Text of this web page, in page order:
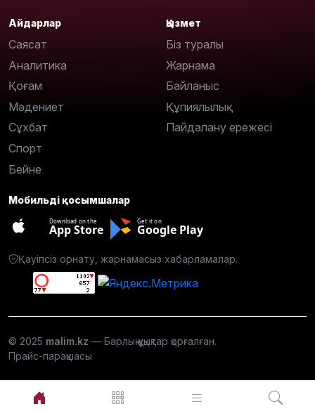
Айдарлар
Саясат
Аналитика
Қоғам
Мәдениет
Сұхбат
Спорт
Бейне
Қызмет
Біз туралы
Жарнама
Байланыс
Құпиялылық
Пайдалану ережесі
Мобильді қосымшалар
Download on the
App Store
Get it on
Google Play
Қауіпсіз орнату, жарнамасыз хабарламалар.
© 2025 malim.kz — Барлық құқықтар қорғалған.
Прайс-парақшасы